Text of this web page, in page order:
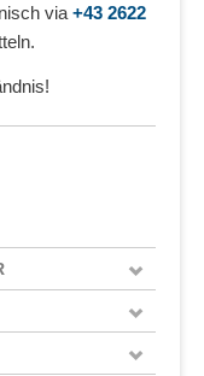
via +43 2622